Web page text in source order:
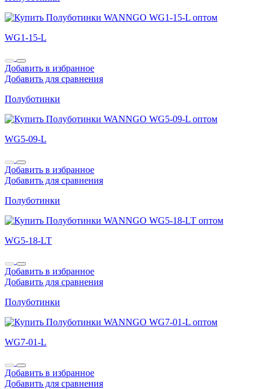
WG1-15-L
Добавить в избранное
Добавить для сравнения
Полуботинки
WG5-09-L
Добавить в избранное
Добавить для сравнения
Полуботинки
WG5-18-LT
Добавить в избранное
Добавить для сравнения
Полуботинки
WG7-01-L
Добавить в избранное
Добавить для сравнения